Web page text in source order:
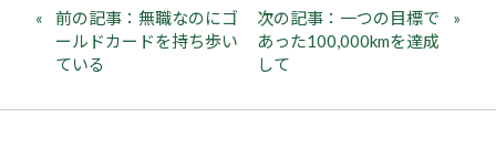
前の記事：無職なのにゴ
ールドカードを持ち歩い
ている
次の記事：一つの目標で
あった100,000kmを達成
して